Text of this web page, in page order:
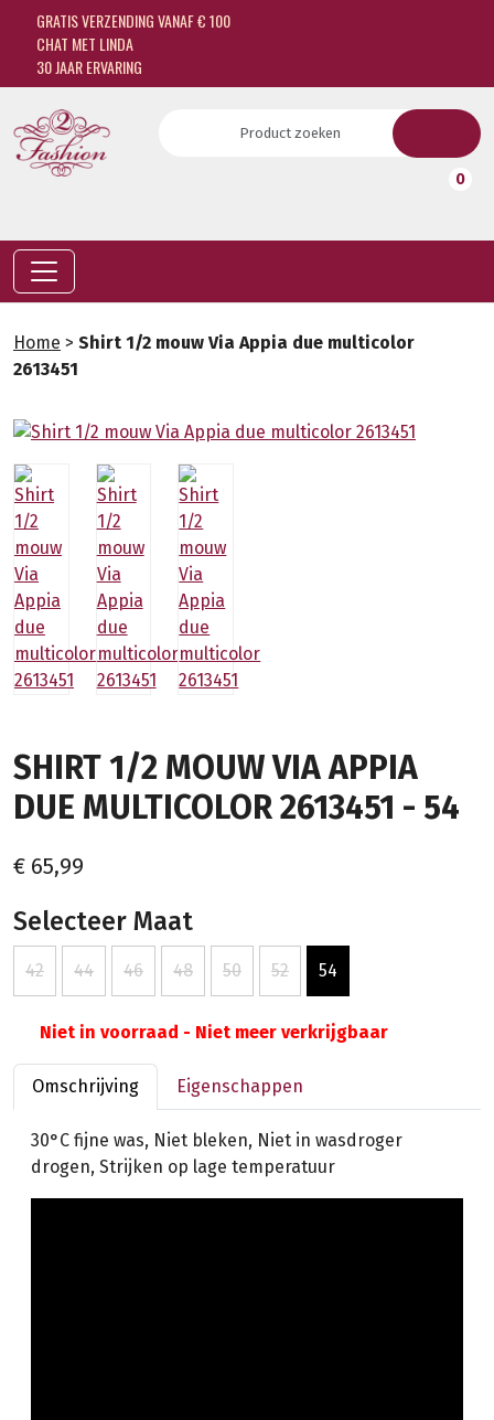
GRATIS VERZENDING VANAF € 100
CHAT MET LINDA
30 JAAR ERVARING
0
Home > Shirt 1/2 mouw Via Appia due multicolor
2613451
SHIRT 1/2 MOUW VIA APPIA
DUE MULTICOLOR 2613451 - 54
€ 65,99
Selecteer Maat
42 44 46 48 50 52 54
Niet in voorraad - Niet meer verkrijgbaar
Omschrijving Eigenschappen
30°C fijne was, Niet bleken, Niet in wasdroger
drogen, Strijken op lage temperatuur